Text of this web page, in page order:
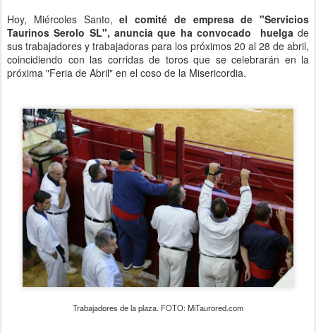
Hoy, Miércoles Santo,el comité de empresa de "Servicios
Taurinos Serolo SL", anuncia que ha convocado huelgade
sus trabajadores y trabajadoras para los próximos 20 al 28 de abril,
coincidiendo con las corridas de toros que se celebrarán en la
próxima "Feria de Abril" en el coso de la Misericordia.
Trabajadores de la plaza. FOTO: MiTaurored.com